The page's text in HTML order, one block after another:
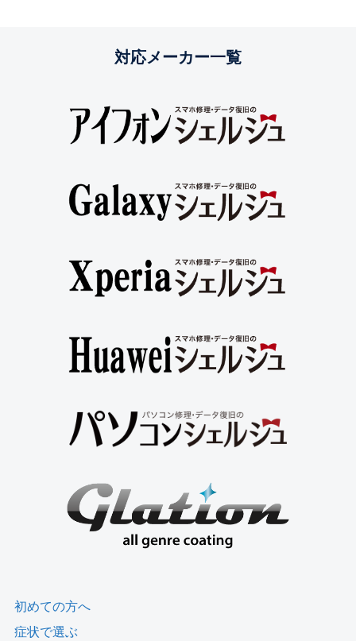
対応メーカー一覧
初めての方へ
症状で選ぶ